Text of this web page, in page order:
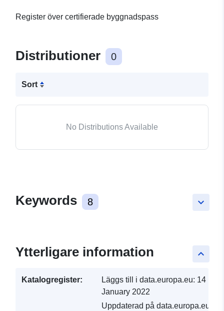
Register över certifierade byggnadspass
Distributioner 0
Sort
No Distributions Available
keyboard_arrow_down
Keywords 8
keyboard_arrow_up
Ytterligare information
Katalogregister: Läggs till i data.europa.eu: 14
January 2022
Uppdaterad på data.europa.eu: